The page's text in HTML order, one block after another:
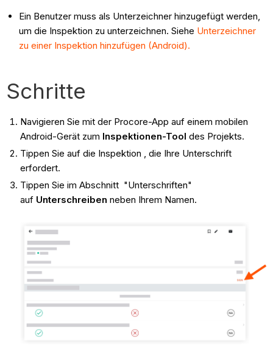
Ein Benutzer muss als Unterzeichner hinzugefügt werden,
um die Inspektion zu unterzeichnen. Siehe Unterzeichner
zu einer Inspektion hinzufügen (Android).
Schritte
Navigieren Sie mit der Procore-App auf einem mobilen
Android-Gerät zum Inspektionen-Tool des Projekts.
Tippen Sie auf die Inspektion , die Ihre Unterschrift
erfordert.
Tippen Sie im Abschnitt "Unterschriften"
auf Unterschreiben neben Ihrem Namen.